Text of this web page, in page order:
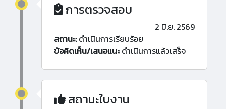
การตรวจสอบ
2 มิ.ย. 2569
สถานะ:ดำเนินการเรียบร้อย
ข้อคิดเห็น/เสนอแนะดำเนินการแล้วเสร็จ
สถานะใบงาน